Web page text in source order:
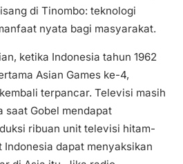
di Tinombo: teknologi
nyata bagi masyarakat.
ketika Indonesia tahun 1962
Asian Games ke-4,
terpancar. Televisi masih
saat Gobel mendapat
ribuan unit televisi hitam-
dapat menyaksikan